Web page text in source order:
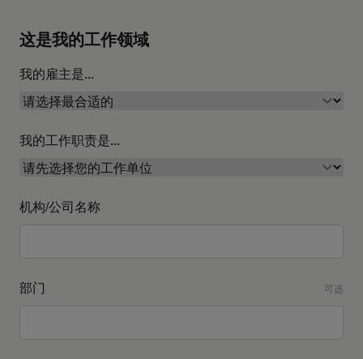
这是我的工作领域
我的雇主是...
我的工作职责是...
机构/公司名称
部门 可选